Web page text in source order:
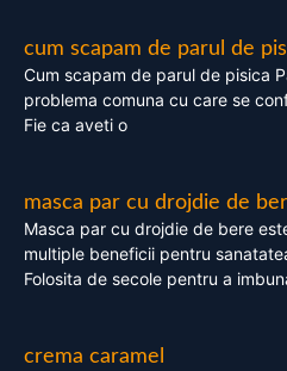
cum scapam de parul de
Cum scapam de parul de pisica
problema comuna cu care se
Fie ca aveti o
masca par cu drojdie de
Masca par cu drojdie de bere
multiple beneficii pentru
Folosita de secole pentru a
crema caramel